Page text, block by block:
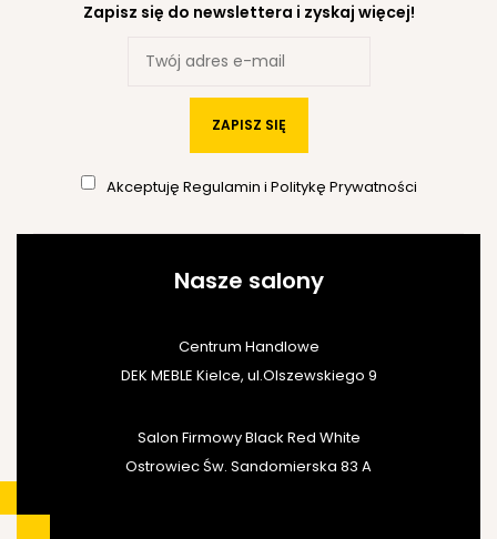
Zapisz się do newslettera i zyskaj więcej!
ZAPISZ SIĘ
Akceptuję Regulamin i Politykę Prywatności
Nasze salony
Centrum Handlowe
DEK MEBLE Kielce, ul.Olszewskiego 9
Salon Firmowy Black Red White
Ostrowiec Św. Sandomierska 83 A